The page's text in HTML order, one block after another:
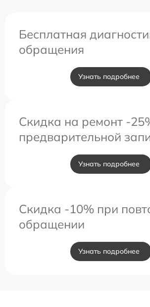
Бесплатная
обращения
Узнать подробнее
Скидка на ремонт -
предварительной
Узнать подробнее
Скидка -10% при
обращении
Узнать подробнее